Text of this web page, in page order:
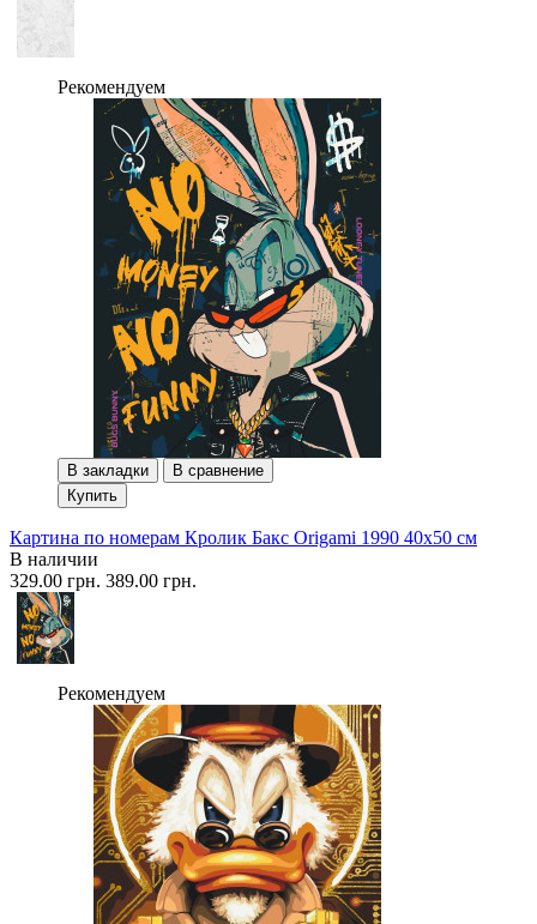
Рекомендуем
В закладки
В сравнение
Купить
Картина по номерам Кролик Бакс Origami 1990 40x50 см
В наличии
329.00 грн. 389.00 грн.
Рекомендуем